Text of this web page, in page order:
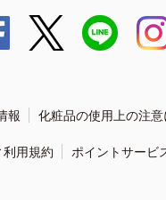
報 化粧品の使用上の注
用規約 ポイントサービ